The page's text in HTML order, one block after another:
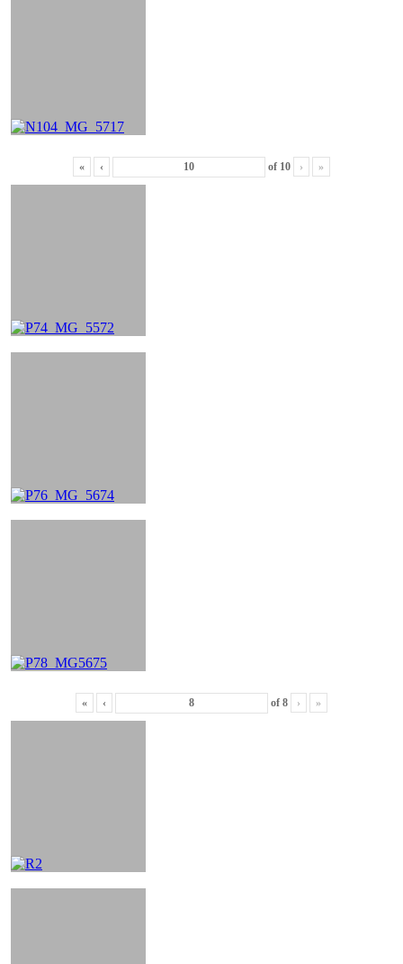
« ‹ of 10 › »
« ‹ of 8 › »